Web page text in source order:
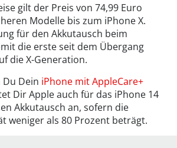
gilt der Preis von 74,99 Euro
Modelle bis zum iPhone X.
für den Akkutausch beim
die erste seit dem Übergang
die X-Generation.
Du Dein iPhone mit AppleCare+
Dir Apple auch für das iPhone 14
Akkutausch an, sofern die
weniger als 80 Prozent beträgt.